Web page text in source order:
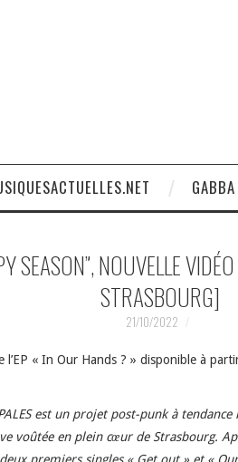
SEASON”, NOUVELLE
STRASBOURG]
21/10/2022
l’EP « In Our Hands ? » disponible à
est un projet post-punk à
voûtée en plein cœur de Strasbourg.
premiers singles « Get out » et «